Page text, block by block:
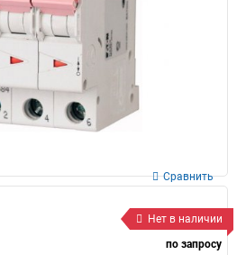
Сравнить
Нет в наличии
по запросу